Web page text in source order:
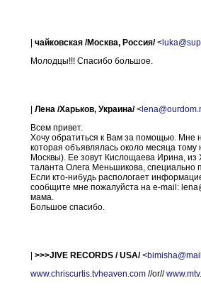
чайковская /Москва, Россия/<
Молодцы!!! Спасибо большое.
Лена /Харьков, Украина/<
Всем привет.
Хочу обратиться к Вам за помощью. Мне
которая объявлялась около месяца
Москвы). Ее зовут Кислощаева Ирина,
таланта Олега Меньшикова, специально
Если кто-нибудь распологает
сообщите мне пожалуйста на e-mail:
мама.
Большое спасибо.
>>>JIVE RECORDS / USA/<
www.chriscurtis.tvheaven.com //or//